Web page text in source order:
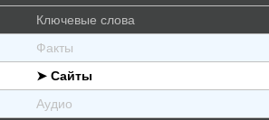
Ключевые слова
Факты
➤ Сайты
Аудио